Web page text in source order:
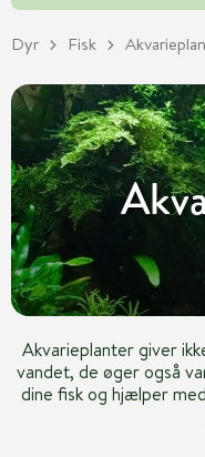
Dyr Fisk
Akvarieplanter giver
vandet, de øger også
dine fisk og hjælper